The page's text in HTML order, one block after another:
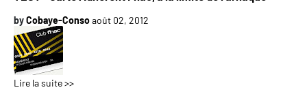
byCobaye-Consoaoût 02, 2012
Lire la suite >>